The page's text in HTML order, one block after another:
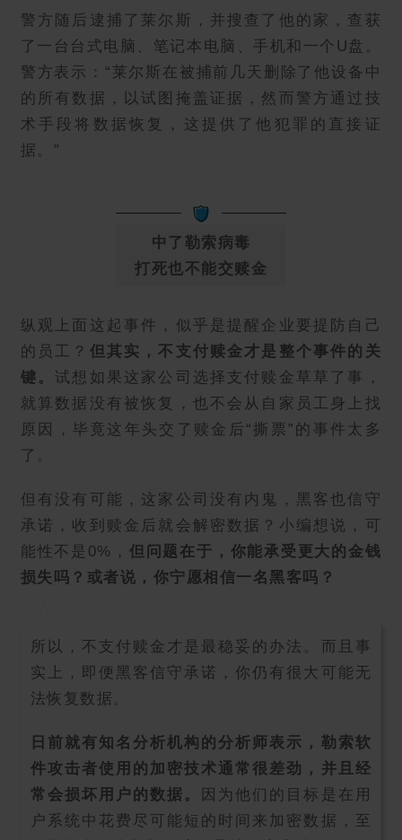
警方随后逮捕了莱尔斯，并搜查了他的家，查获
了一台台式电脑、笔记本电脑、手机和一个U盘。
警方表示：“莱尔斯在被捕前几天删除了他设备中
的所有数据，以试图掩盖证据，然而警方通过技
术手段将数据恢复，这提供了他犯罪的直接证
据。”
中了勒索病毒
打死也不能交赎金
纵观上面这起事件，似乎是提醒企业要提防自己
的员工？ 但其实，不支付赎金才是整个事件的关
键。试想如果这家公司选择支付赎金草草了事，
就算数据没有被恢复，也不会从自家员工身上找
原因，毕竟这年头交了赎金后“撕票”的事件太多
了。
但有没有可能，这家公司没有内鬼，黑客也信守
承诺，收到赎金后就会解密数据？小编想说，可
能性不是0%， 但问题在于，你能承受更大的金钱
损失吗？或者说，你宁愿相信一名黑客吗？
所以，不支付赎金才是最稳妥的办法。而且事
实上，即便黑客信守承诺，你仍有很大可能无
法恢复数据。
日前就有知名分析机构的分析师表示，勒索软
件攻击者使用的加密技术通常很差劲，并且经
常会损坏用户的数据。
因为他们的目标是在用
户系统中花费尽可能短的时间来加密数据，至